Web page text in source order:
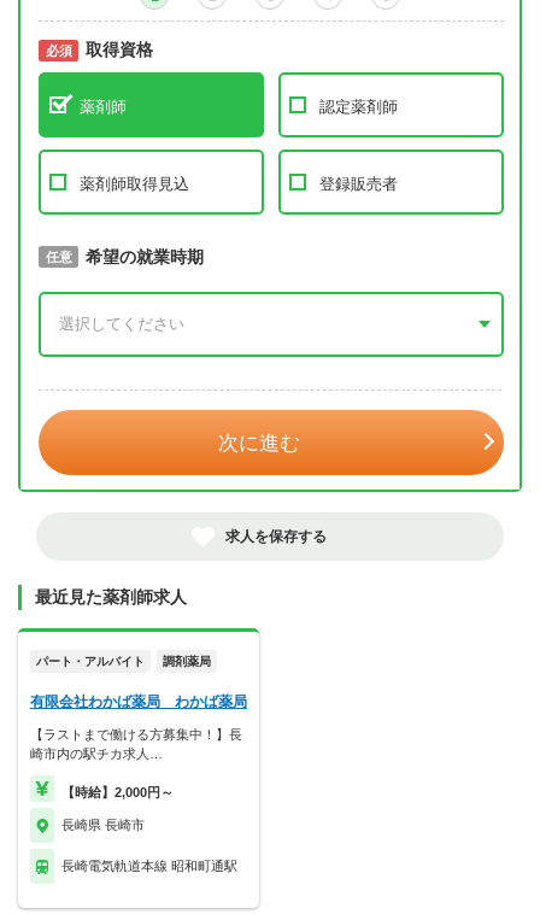
必須 取得資格
薬剤師 認定薬剤師
薬剤師取得見込 登録販売者
必須 取得予定年
任意 希望の就業時期
次に進む
求人を保存する
最近見た薬剤師求人
パート・アルバイト 調剤薬局
有限会社わかば薬局 わかば薬局
【ラストまで働ける方募集中！】長
崎市内の駅チカ求人…
【時給】2,000円～
長崎県 長崎市
長崎電気軌道本線 昭和町通駅